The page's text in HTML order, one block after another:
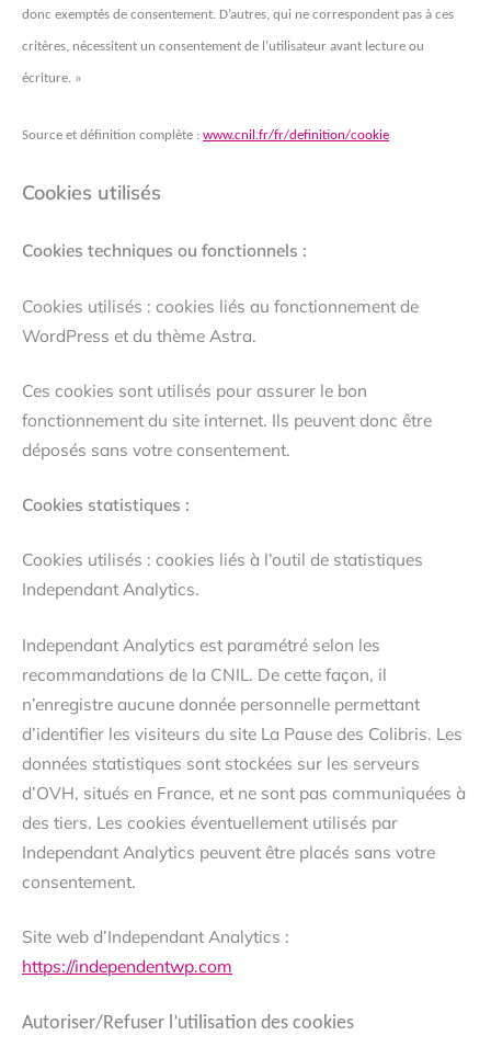
donc exemptés de consentement. D’autres, qui ne correspondent pas à ces
critères, nécessitent un consentement de l’utilisateur avant lecture ou
écriture. »
Source et définition complète : www.cnil.fr/fr/definition/cookie
Cookies utilisés
Cookies techniques ou fonctionnels :
Cookies utilisés : cookies liés au fonctionnement de
WordPress et du thème Astra.
Ces cookies sont utilisés pour assurer le bon
fonctionnement du site internet. Ils peuvent donc être
déposés sans votre consentement.
Cookies statistiques :
Cookies utilisés : cookies liés à l’outil de statistiques
Independant Analytics.
Independant Analytics est paramétré selon les
recommandations de la CNIL. De cette façon, il
n’enregistre aucune donnée personnelle permettant
d’identifier les visiteurs du site La Pause des Colibris. Les
données statistiques sont stockées sur les serveurs
d’OVH, situés en France, et ne sont pas communiquées à
des tiers. Les cookies éventuellement utilisés par
Independant Analytics peuvent être placés sans votre
consentement.
Site web d’Independant Analytics :
https://independentwp.com
Autoriser/Refuser l’utilisation des cookies